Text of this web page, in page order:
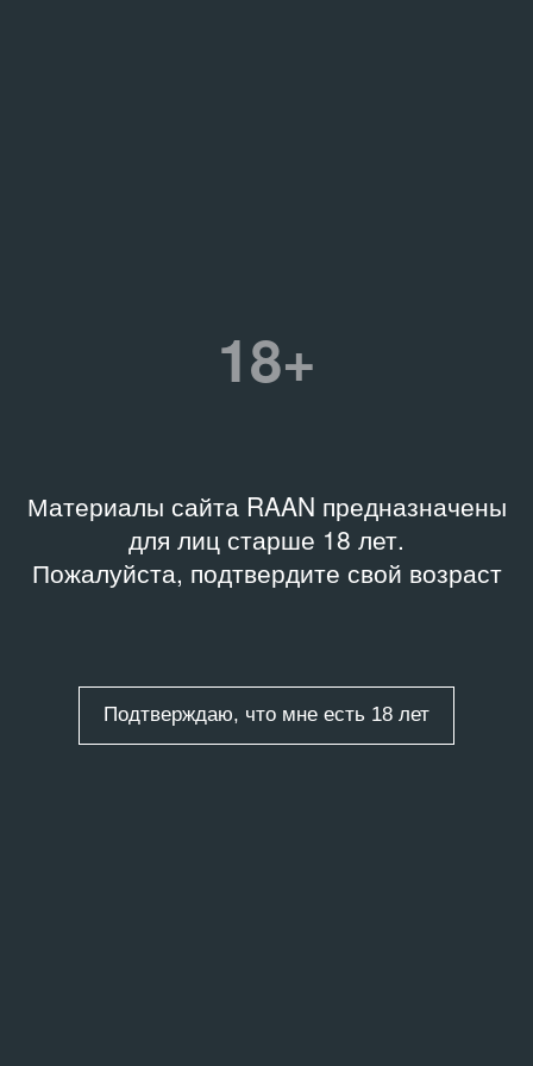
18+
Материалы сайта RAAN предназначены
для лиц старше 18 лет.
Пожалуйста, подтвердите свой возраст
Подтверждаю, что мне есть 18 лет